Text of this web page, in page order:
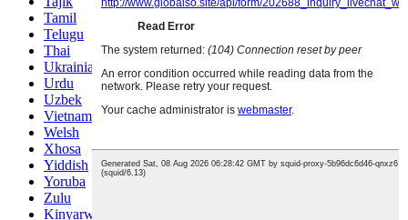
Tamil
Telugu
Thai
Ukrainian
Urdu
Uzbek
Vietnamese
Welsh
Xhosa
Yiddish
Yoruba
Zulu
Kinyarwanda